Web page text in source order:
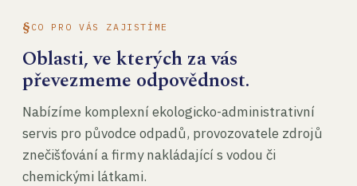
CO PRO VÁS ZAJISTÍME
Oblasti, ve kterých za vás
převezmeme odpovědnost.
Nabízíme komplexní ekologicko-administrativní
servis pro původce odpadů, provozovatele zdrojů
znečišťování a firmy nakládající s vodou či
chemickými látkami.